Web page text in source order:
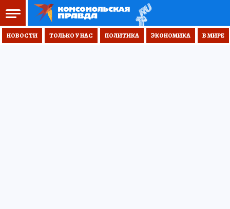
НОВОСТИ ТОЛЬКО У НАС ПОЛИТИКА ЭКОНОМИКА В МИРЕ